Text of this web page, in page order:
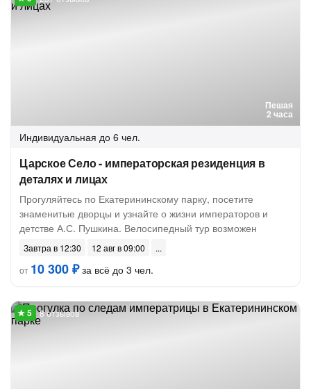
Пешая
2 часа
Индивидуальная до 6 чел.
Царское Село - императорская резиденция в
деталях и лицах
Прогуляйтесь по Екатерининскому парку, посетите
знаменитые дворцы и узнайте о жизни императоров и
детстве А.С. Пушкина. Велосипедный тур возможен
Завтра в 12:30
12 авг в 09:00
от 10 300 ₽за всё до 3 чел.
8 отзывов